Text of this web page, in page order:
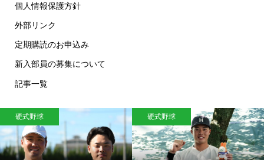
個人情報保護方針
外部リンク
定期購読のお申込み
新入部員の募集について
記事一覧
硬式野球 硬式野球